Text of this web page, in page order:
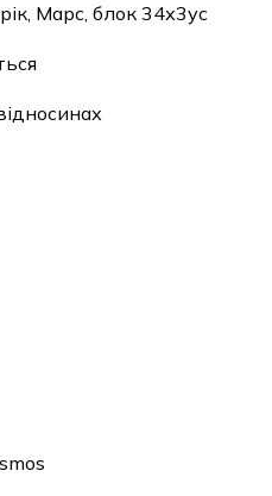
Марс, блок 34х3ус